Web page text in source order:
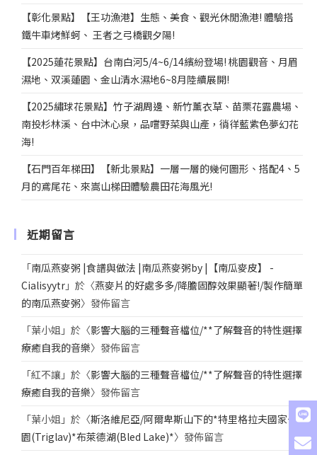
【彰化景點】【王功漁港】生態、美食、觀光休閒漁港! 體驗搭
鐵牛車烤鮮蚵、 王者之弓橋觀夕陽!
【2025蓮花景點】台南白河5/4~6/14繽紛登場! 桃園觀音、月眉
濕地、双溪蓮園、金山清水濕地6~8月陸續展開!
【2025繡球花景點】竹子湖周邊、新竹薰衣草、苗栗花露農場、
南投杉林溪、台中沐心泉，品嚐野菜與山產，徜徉藍紫色夢幻花
海!
【石門百年梯田】【新北景點】一層一層的幾何圖形、搭配4、5
月的鳶尾花、來嵩山梯田體驗農田花海風光!
近期留言
「南瓜燕麥粥 |食譜與做法 |南瓜燕麥粥by |【南瓜麥皮】 -
Cialisyytr 」於〈燕麥片的好處多多/降膽固醇效果顯著!/製作簡單
的南瓜燕麥粥〉發佈留言
「葉小姐 」於〈影響大腦的三種聲音檔位/**了解聲音的特性選擇
療癒自我的音樂〉發佈留言
「紅不讓 」於〈影響大腦的三種聲音檔位/**了解聲音的特性選擇
療癒自我的音樂〉發佈留言
「葉小姐 」於〈斯洛維尼亞/阿爾卑斯山下的*特里格拉夫國家公
園(Triglav)*布萊德湖(Bled Lake)*〉發佈留言